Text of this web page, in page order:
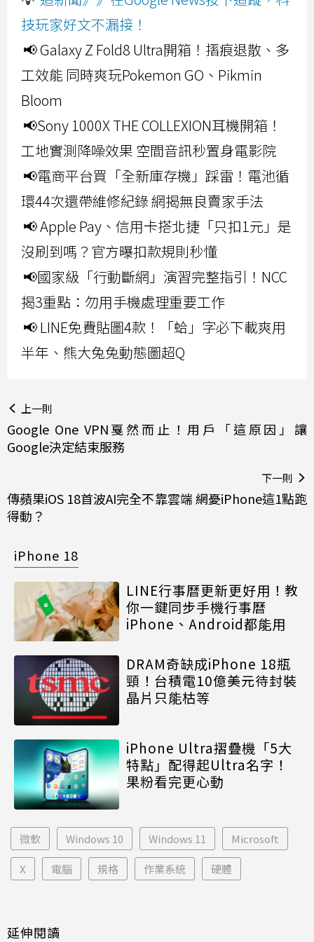
技玩家好文不漏接！
📢 Galaxy Z Fold8 Ultra開箱！摺痕退散、多
工效能 同時爽玩Pokemon GO、Pikmin
Bloom
📢Sony 1000X THE COLLEXION耳機開箱！
工地實測降噪效果 空間音訊秒置身電影院
📢電商平台買「全新庫存機」踩雷！電池循
環44次還帶維修紀錄 網揭無良賣家手法
📢 Apple Pay、信用卡搭北捷「只扣1元」是
沒刷到嗎？官方曝扣款規則秒懂
📢國家級「行動斷網」演習完整指引！NCC
揭3重點：勿用手機處理重要工作
📢 LINE免費貼圖4款！「蛤」字必下載爽用
半年、熊大兔兔動態圖超Q
上一則
Google One VPN戛然而止！用戶「這原因」讓
Google決定結束服務
下一則
傳蘋果iOS 18首波AI完全不靠雲端 網憂iPhone這1點跑
得動？
iPhone 18
LINE行事曆更新更好用！教
你一鍵同步手機行事曆
iPhone、Android都能用
DRAM奇缺成iPhone 18瓶
頸！台積電10億美元待封裝
晶片只能枯等
iPhone Ultra摺疊機「5大
特點」配得起Ultra名字！
果粉看完更心動
微軟 Windows 10 Windows 11 Microsoft
X 電腦 規格 作業系統 硬體
延伸閱讀